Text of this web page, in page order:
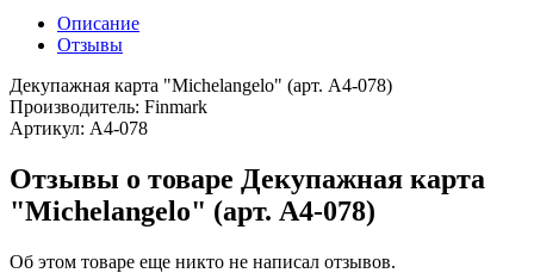
Описание
Отзывы
Декупажная карта "Michelangelo" (арт. A4-078)
Производитель: Finmark
Артикул: A4-078
Отзывы о товаре Декупажная карта
"Michelangelo" (арт. A4-078)
Об этом товаре еще никто не написал отзывов.